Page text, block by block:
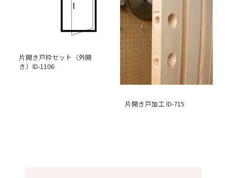
片開き戸枠セット（外開
き）ID-1106
片開き戸加工 ID-715